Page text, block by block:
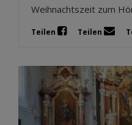
Weihnachtszeit zum
Teilen Teilen